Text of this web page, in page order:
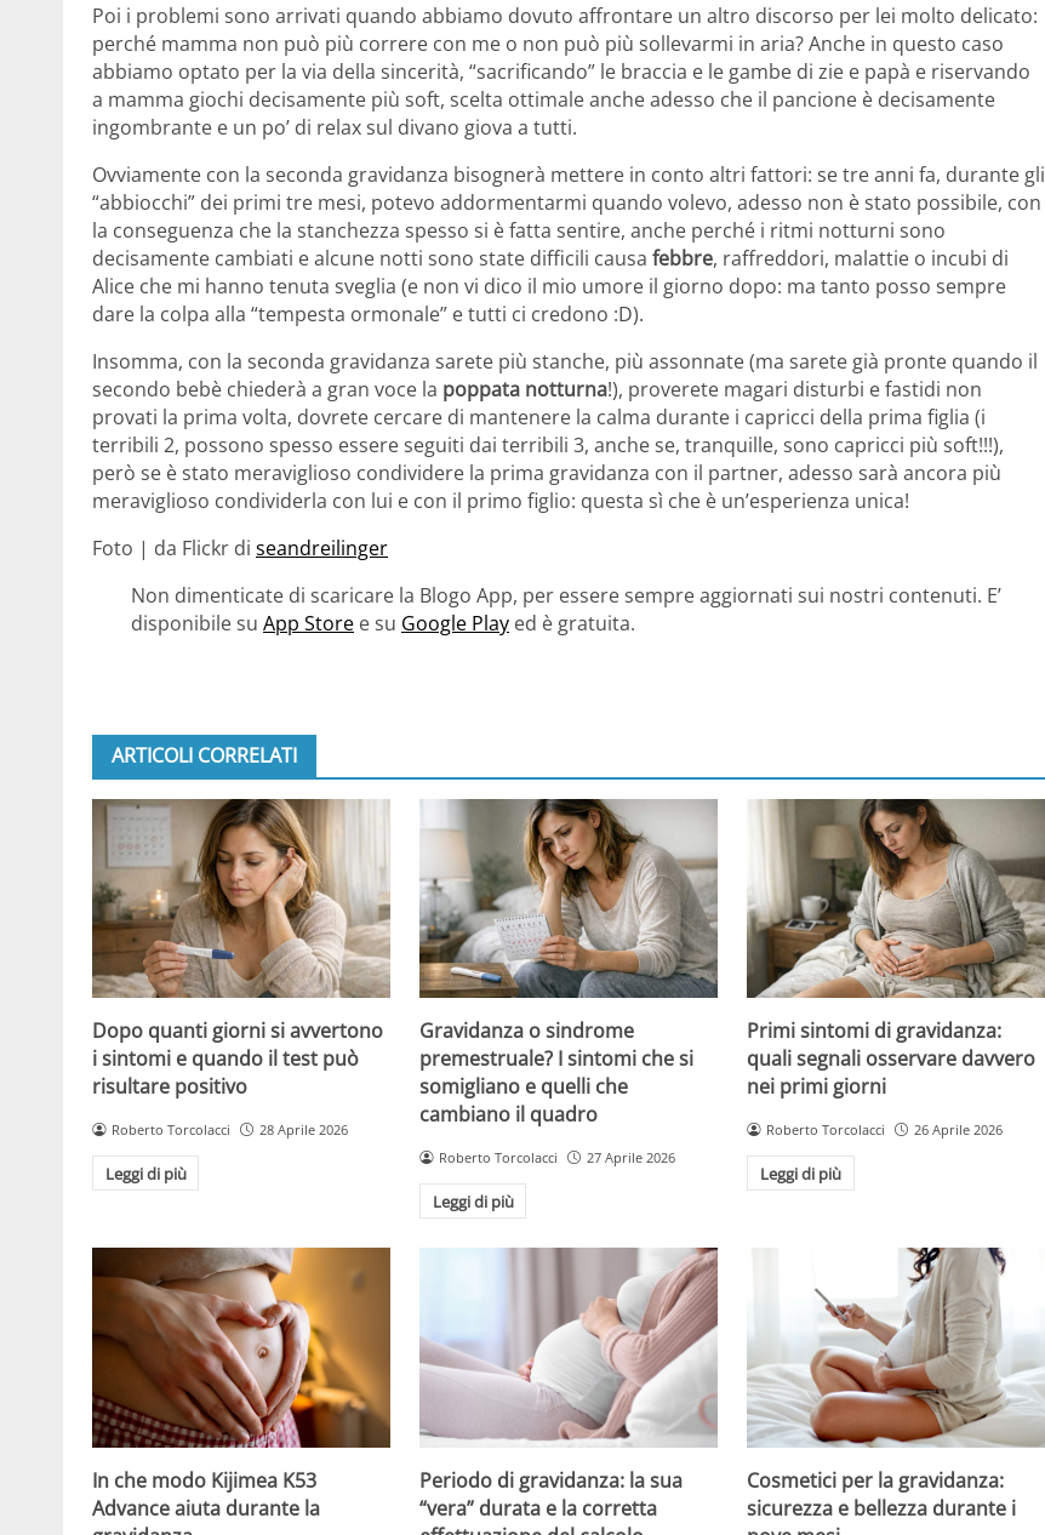
Poi i problemi sono arrivati quando abbiamo dovuto affrontare un altro discorso per lei molto delicato:
perché mamma non può più correre con me o non può più sollevarmi in aria? Anche in questo caso
abbiamo optato per la via della sincerità, “sacrificando” le braccia e le gambe di zie e papà e riservando
a mamma giochi decisamente più soft, scelta ottimale anche adesso che il pancione è decisamente
ingombrante e un po’ di relax sul divano giova a tutti.
Ovviamente con la seconda gravidanza bisognerà mettere in conto altri fattori: se tre anni fa, durante gli
“abbiocchi” dei primi tre mesi, potevo addormentarmi quando volevo, adesso non è stato possibile, con
la conseguenza che la stanchezza spesso si è fatta sentire, anche perché i ritmi notturni sono
decisamente cambiati e alcune notti sono state difficili causa febbre, raffreddori, malattie o incubi di
Alice che mi hanno tenuta sveglia (e non vi dico il mio umore il giorno dopo: ma tanto posso sempre
dare la colpa alla “tempesta ormonale” e tutti ci credono :D).
Insomma, con la seconda gravidanza sarete più stanche, più assonnate (ma sarete già pronte quando il
secondo bebè chiederà a gran voce la poppata notturna!), proverete magari disturbi e fastidi non
provati la prima volta, dovrete cercare di mantenere la calma durante i capricci della prima figlia (i
terribili 2, possono spesso essere seguiti dai terribili 3, anche se, tranquille, sono capricci più soft!!!),
però se è stato meraviglioso condividere la prima gravidanza con il partner, adesso sarà ancora più
meraviglioso condividerla con lui e con il primo figlio: questa sì che è un’esperienza unica!
Foto | da Flickr di seandreilinger
Non dimenticate di scaricare la Blogo App, per essere sempre aggiornati sui nostri contenuti. E’
disponibile su App Store e su Google Play ed è gratuita.
ARTICOLI CORRELATI
Dopo quanti giorni si avvertono
i sintomi e quando il test può
risultare positivo
Roberto Torcolacci 28 Aprile 2026
Leggi di più
Gravidanza o sindrome
premestruale? I sintomi che si
somigliano e quelli che
cambiano il quadro
Roberto Torcolacci 27 Aprile 2026
Leggi di più
Primi sintomi di gravidanza:
quali segnali osservare davvero
nei primi giorni
Roberto Torcolacci 26 Aprile 2026
Leggi di più
In che modo Kijimea K53
Advance aiuta durante la
Periodo di gravidanza: la sua
“vera” durata e la corretta
Cosmetici per la gravidanza:
sicurezza e bellezza durante i